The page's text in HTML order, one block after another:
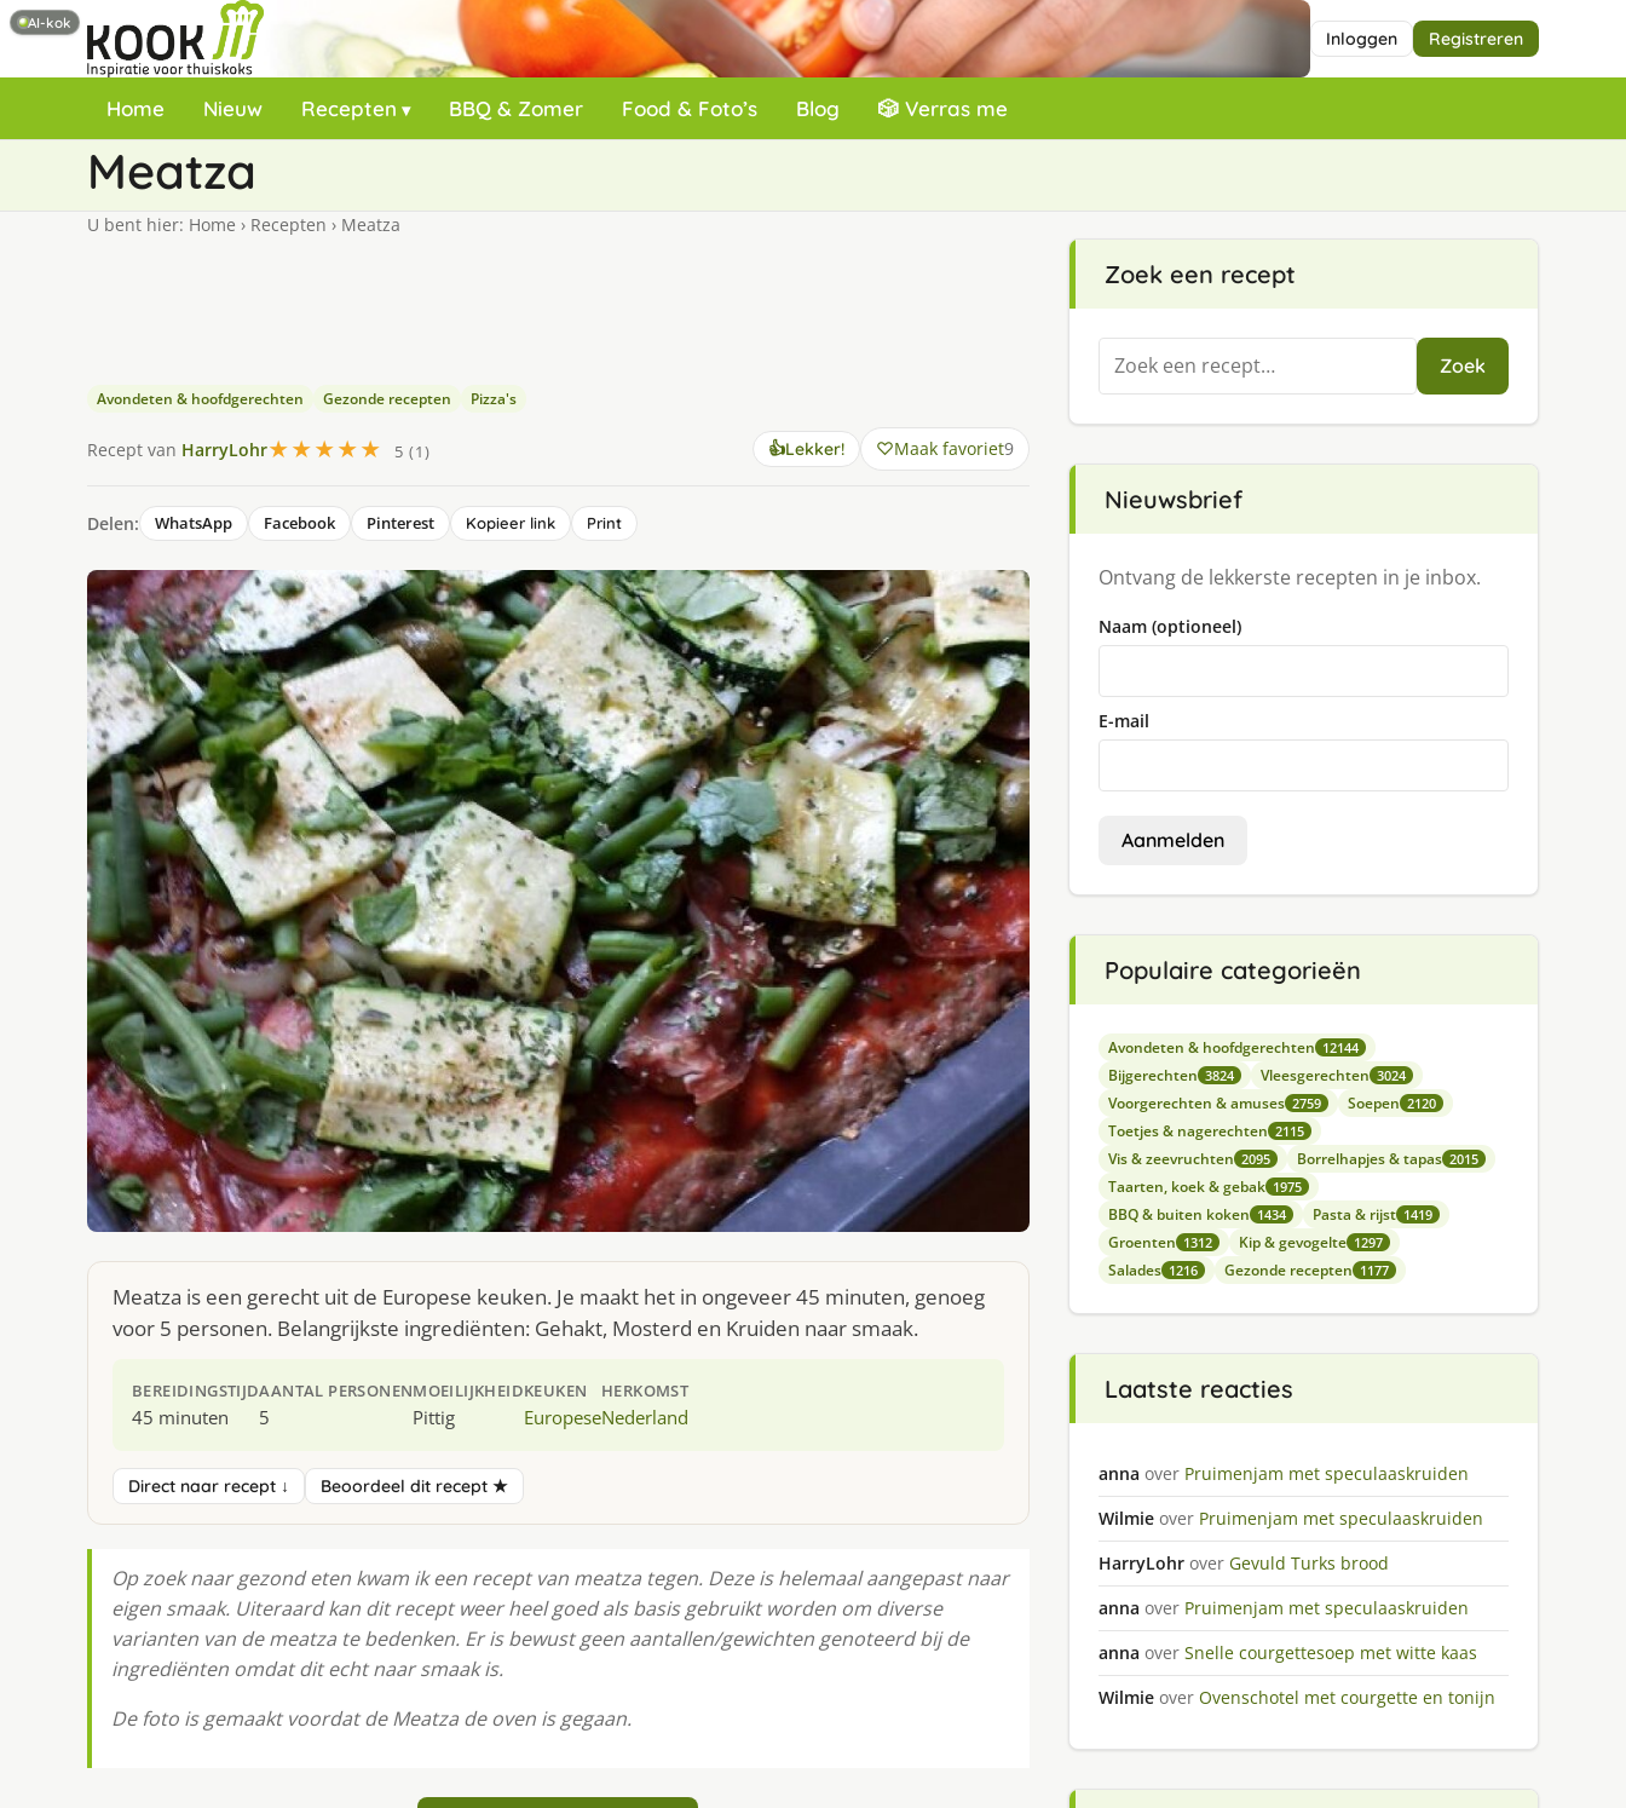
Inloggen Registreren
Home Nieuw Recepten BBQ & Zomer Food & Foto’s Blog 🎲 Verras me
Meatza
U bent hier: Home › Recepten › Meatza
Avondeten & hoofdgerechten Gezonde recepten Pizza's
Recept van HarryLohr★★★★★ 5 (1) 👍Lekker! Maak favoriet9
Delen: WhatsApp Facebook Pinterest Kopieer link Print
Meatza is een gerecht uit de Europese keuken. Je maakt het in ongeveer 45 minuten, genoeg
voor 5 personen. Belangrijkste ingrediënten: Gehakt, Mosterd en Kruiden naar smaak.
BEREIDINGSTIJD
45 minuten
AANTAL PERSONEN
5
MOEILIJKHEID
Pittig
KEUKEN
Europese
HERKOMST
Nederland
Direct naar recept ↓ Beoordeel dit recept ★
Op zoek naar gezond eten kwam ik een recept van meatza tegen. Deze is helemaal aangepast naar
eigen smaak. Uiteraard kan dit recept weer heel goed als basis gebruikt worden om diverse
varianten van de meatza te bedenken. Er is bewust geen aantallen/gewichten genoteerd bij de
ingrediënten omdat dit echt naar smaak is.
De foto is gemaakt voordat de Meatza de oven is gegaan.
Zoek een recept
Zoeken
naar:
Zoek
Nieuwsbrief
Ontvang de lekkerste recepten in je inbox.
Naam (optioneel)
E-mail
Aanmelden
Populaire categorieën
Avondeten & hoofdgerechten 12144
Bijgerechten 3824 Vleesgerechten 3024
Voorgerechten & amuses 2759 Soepen 2120
Toetjes & nagerechten 2115
Vis & zeevruchten 2095 Borrelhapjes & tapas 2015
Taarten, koek & gebak 1975
BBQ & buiten koken 1434 Pasta & rijst 1419
Groenten 1312 Kip & gevogelte 1297
Salades 1216 Gezonde recepten 1177
Laatste reacties
anna over Pruimenjam met speculaaskruiden
Wilmie over Pruimenjam met speculaaskruiden
HarryLohr over Gevuld Turks brood
anna over Pruimenjam met speculaaskruiden
anna over Snelle courgettesoep met witte kaas
Wilmie over Ovenschotel met courgette en tonijn
AI-kok